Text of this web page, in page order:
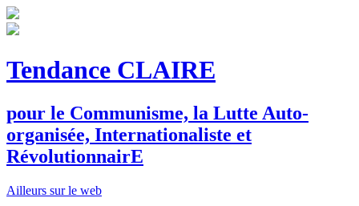
Tendance CLAIRE
pour le Communisme, la Lutte Auto-
organisée, Internationaliste et
RévolutionnairE
Ailleurs sur le web